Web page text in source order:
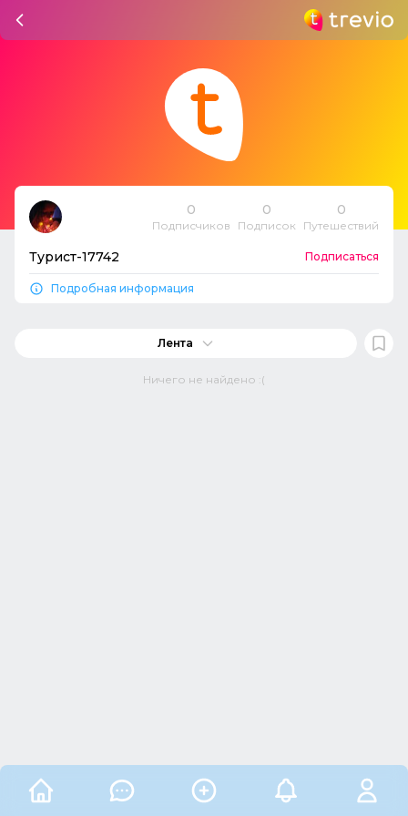
0
Подписчиков
0
Подписок
0
Путешествий
Турист-17742 Подписаться
Подробная информация
Лента
Ничего не найдено :(